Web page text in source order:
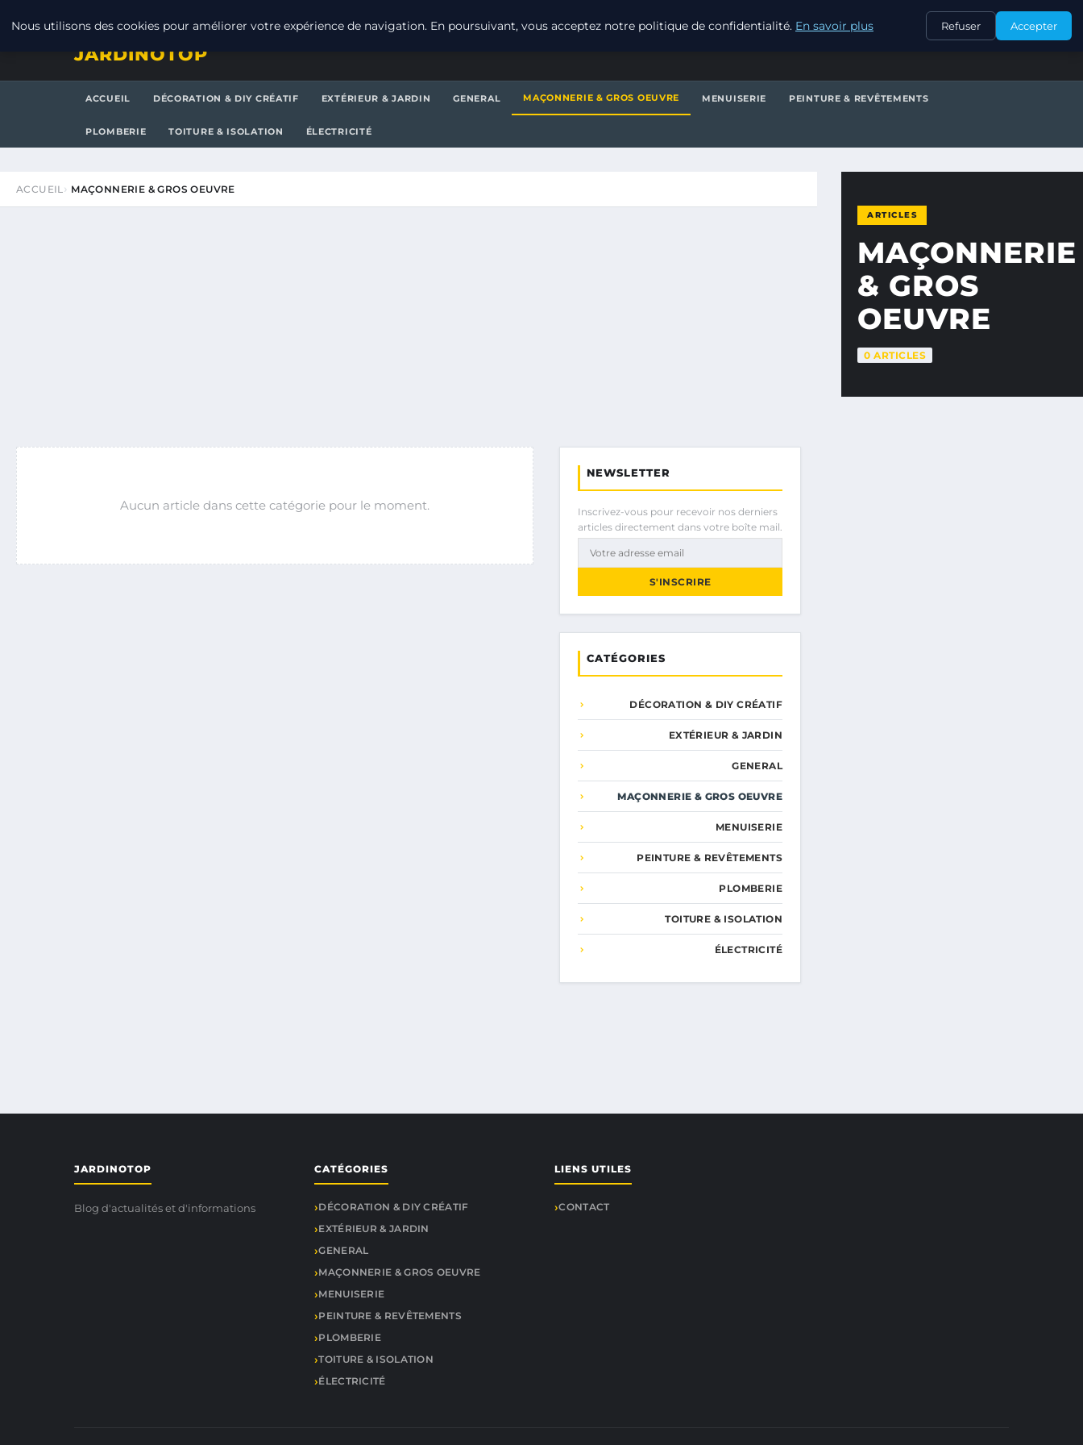
CONTACT
JARDINOTOP
ACCUEIL DÉCORATION & DIY CRÉATIF EXTÉRIEUR & JARDIN GENERAL MAÇONNERIE & GROS OEUVRE MENUISERIE PEINTURE & REVÊTEMENTS
PLOMBERIE TOITURE & ISOLATION ÉLECTRICITÉ
ACCUEIL MAÇONNERIE & GROS OEUVRE
ARTICLES
MAÇONNERIE
& GROS
OEUVRE
0 ARTICLES
Aucun article dans cette catégorie pour le moment.
NEWSLETTER
Inscrivez-vous pour recevoir nos derniers
articles directement dans votre boîte mail.
S'INSCRIRE
CATÉGORIES
DÉCORATION & DIY CRÉATIF
EXTÉRIEUR & JARDIN
GENERAL
MAÇONNERIE & GROS OEUVRE
MENUISERIE
PEINTURE & REVÊTEMENTS
PLOMBERIE
TOITURE & ISOLATION
ÉLECTRICITÉ
JARDINOTOP
Blog d'actualités et d'informations
CATÉGORIES
DÉCORATION & DIY CRÉATIF
EXTÉRIEUR & JARDIN
GENERAL
MAÇONNERIE & GROS OEUVRE
MENUISERIE
PEINTURE & REVÊTEMENTS
PLOMBERIE
TOITURE & ISOLATION
ÉLECTRICITÉ
LIENS UTILES
CONTACT
Nous utilisons des cookies pour améliorer votre expérience de navigation. En poursuivant, vous acceptez notre politique de confidentialité. En savoir plus Refuser Accepter